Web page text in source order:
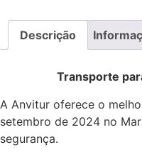
Descrição
Transporte para
A Anvitur oferece o
setembro de 2024 no
segurança.